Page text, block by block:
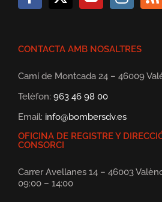
CONTACTA AMB NOSALTRES
Camí de Montcada 24 – 46009
Telèfon: 963 46 98 00
Email: info@bombersdv.es
OFICINA DE REGISTRE Y
CONSORCI
Carrer Avellanes 14 – 46003
09:00 – 14:00